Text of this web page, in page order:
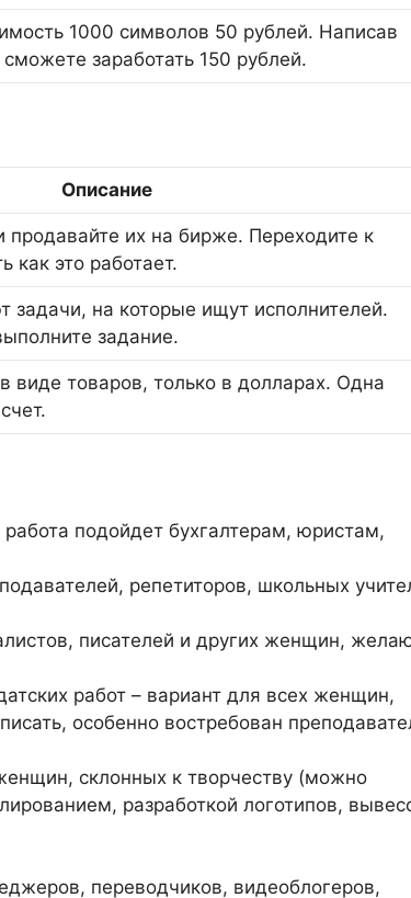
1000 символов 50 рублей. Написав
заработать 150 рублей.
Описание
продавайте их на бирже. Переходите к
как это работает.
задачи, на которые ищут исполнителей.
задание.
виде товаров, только в долларах. Одна
работа подойдет бухгалтерам, юристам,
репетиторов, школьных
писателей и других женщин,
работ – вариант для всех женщин,
особенно востребован
склонных к творчеству (можно
разработкой логотипов,
переводчиков, видеоблогеров,